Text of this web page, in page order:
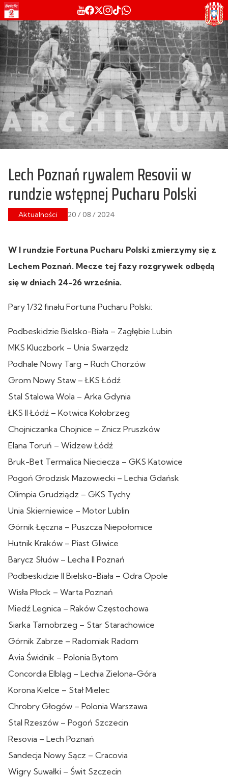
Lech Poznań rywalem Resovii w
rundzie wstępnej Pucharu Polski
Aktualności 20 / 08 / 2024
W I rundzie Fortuna Pucharu Polski zmierzymy się z
Lechem Poznań. Mecze tej fazy rozgrywek odbędą
się w dniach 24-26 września.
Pary 1/32 finału Fortuna Pucharu Polski:
Podbeskidzie Bielsko-Biała – Zagłębie Lubin
MKS Kluczbork – Unia Swarzędz
Podhale Nowy Targ – Ruch Chorzów
Grom Nowy Staw – ŁKS Łódź
Stal Stalowa Wola – Arka Gdynia
ŁKS II Łódź – Kotwica Kołobrzeg
Chojniczanka Chojnice – Znicz Pruszków
Elana Toruń – Widzew Łódź
Bruk-Bet Termalica Nieciecza – GKS Katowice
Pogoń Grodzisk Mazowiecki – Lechia Gdańsk
Olimpia Grudziądz – GKS Tychy
Unia Skierniewice – Motor Lublin
Górnik Łęczna – Puszcza Niepołomice
Hutnik Kraków – Piast Gliwice
Barycz Słuów – Lecha II Poznań
Podbeskidzie II Bielsko-Biała – Odra Opole
Wisła Płock – Warta Poznań
Miedź Legnica – Raków Częstochowa
Siarka Tarnobrzeg – Star Starachowice
Górnik Zabrze – Radomiak Radom
Avia Świdnik – Polonia Bytom
Concordia Elbląg – Lechia Zielona-Góra
Korona Kielce – Stał Mielec
Chrobry Głogów – Polonia Warszawa
Stal Rzeszów – Pogoń Szczecin
Resovia – Lech Poznań
Sandecja Nowy Sącz – Cracovia
Wigry Suwałki – Świt Szczecin